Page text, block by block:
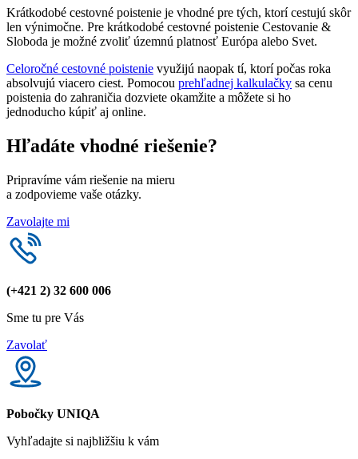
Krátkodobé cestovné poistenie je vhodné pre tých, ktorí cestujú skôr
len výnimočne. Pre krátkodobé cestovné poistenie Cestovanie &
Sloboda je možné zvoliť územnú platnosť Európa alebo Svet.
Celoročné cestovné poistenie využijú naopak tí, ktorí počas roka
absolvujú viacero ciest. Pomocou prehľadnej kalkulačky sa cenu
poistenia do zahraničia dozviete okamžite a môžete si ho
jednoducho kúpiť aj online.
Hľadáte vhodné riešenie?
Pripravíme vám riešenie na mieru
a zodpovieme vaše otázky.
Zavolajte mi
(+421 2) 32 600 006
Sme tu pre Vás
Zavolať
Pobočky UNIQA
Vyhľadajte si najbližšiu k vám